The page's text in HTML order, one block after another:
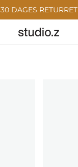
30 DAGES RETURRET